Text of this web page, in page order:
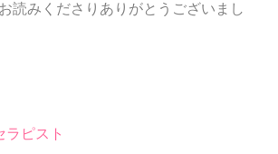
読みくださりありがとうございまし
ラピスト